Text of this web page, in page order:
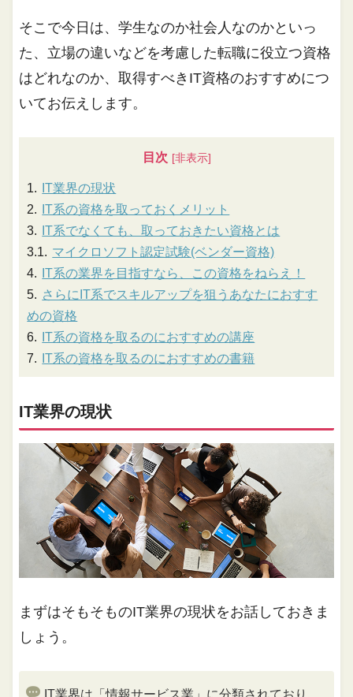
そこで今日は、学生なのか社会人なのかといっ
た、立場の違いなどを考慮した転職に役立つ資格
はどれなのか、取得すべきIT資格のおすすめにつ
いてお伝えします。
目次
IT業界の現状
IT系の資格を取っておくメリット
IT系でなくても、取っておきたい資格とは
マイクロソフト認定試験(ベンダー資格)
IT系の業界を目指すなら、この資格をねらえ！
さらにIT系でスキルアップを狙うあなたにおすす
めの資格
IT系の資格を取るのにおすすめの講座
IT系の資格を取るのにおすすめの書籍
IT業界の現状
まずはそもそものIT業界の現状をお話しておきま
しょう。
IT業界は「情報サービス業」に分類されており、